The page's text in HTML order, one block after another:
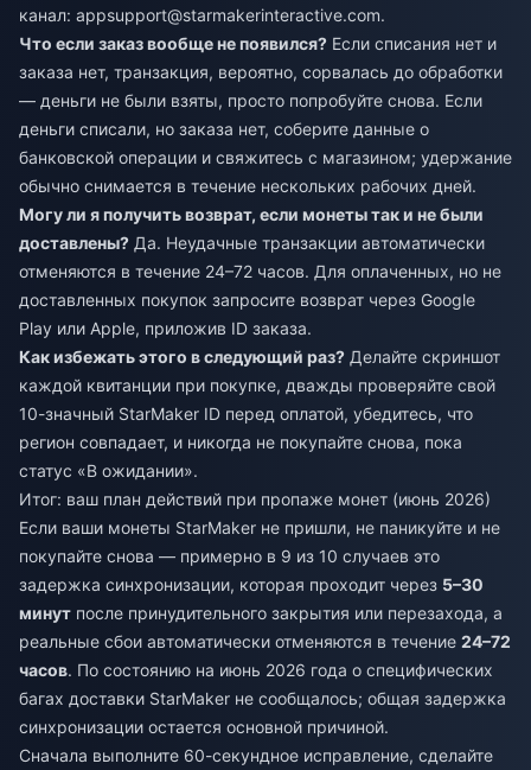
канал: appsupport@starmakerinteractive.com.
Что если заказ вообще не появился? Если списания нет и
заказа нет, транзакция, вероятно, сорвалась до обработки
— деньги не были взяты, просто попробуйте снова. Если
деньги списали, но заказа нет, соберите данные о
банковской операции и свяжитесь с магазином; удержание
обычно снимается в течение нескольких рабочих дней.
Могу ли я получить возврат, если монеты так и не были
доставлены? Да. Неудачные транзакции автоматически
отменяются в течение 24–72 часов. Для оплаченных, но не
доставленных покупок запросите возврат через Google
Play или Apple, приложив ID заказа.
Как избежать этого в следующий раз? Делайте скриншот
каждой квитанции при покупке, дважды проверяйте свой
10-значный StarMaker ID перед оплатой, убедитесь, что
регион совпадает, и никогда не покупайте снова, пока
статус «В ожидании».
Итог: ваш план действий при пропаже монет (июнь 2026)
Если ваши монеты StarMaker не пришли, не паникуйте и не
покупайте снова — примерно в 9 из 10 случаев это
задержка синхронизации, которая проходит через 5–30
минут после принудительного закрытия или перезахода, а
реальные сбои автоматически отменяются в течение 24–72
часов. По состоянию на июнь 2026 года о специфических
багах доставки StarMaker не сообщалось; общая задержка
синхронизации остается основной причиной.
Сначала выполните 60-секундное исправление, сделайте